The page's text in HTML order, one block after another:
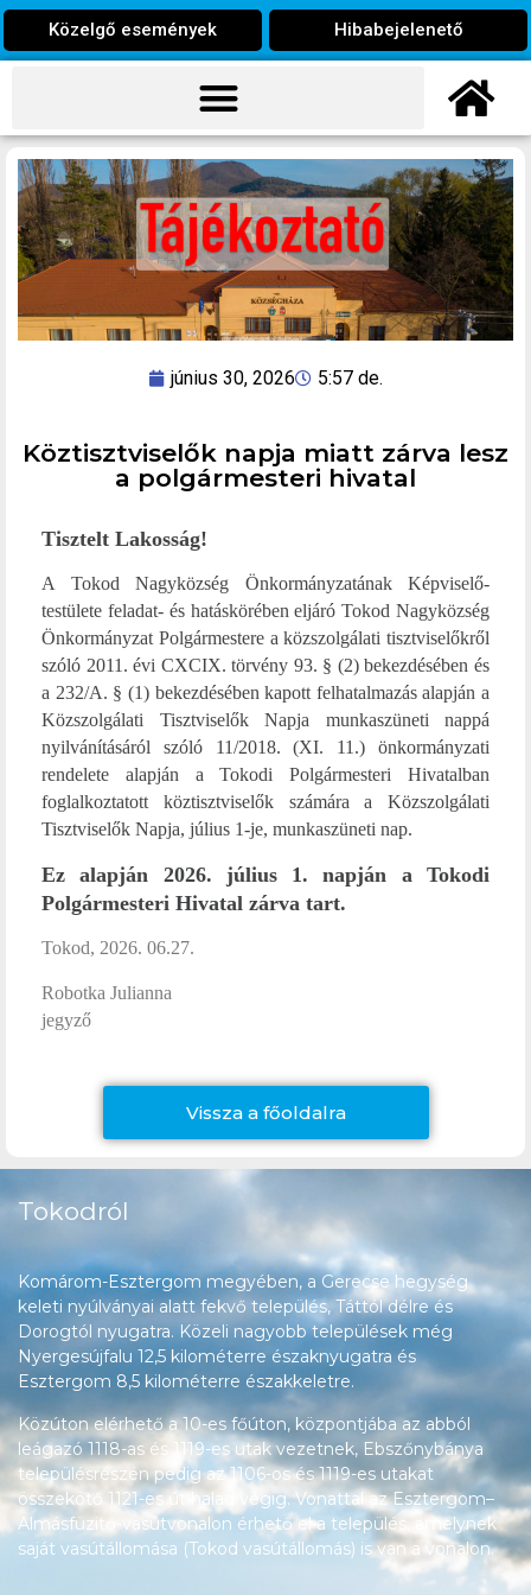
Közelgő események Hibabejelenető
június 30, 2026 5:57 de.
Köztisztviselők napja miatt zárva lesz
a polgármesteri hivatal
Tisztelt Lakosság!
A Tokod Nagyközség Önkormányzatának Képviselő-
testülete feladat- és hatáskörében eljáró Tokod Nagyközség
Önkormányzat Polgármestere a közszolgálati tisztviselőkről
szóló 2011. évi CXCIX. törvény 93. § (2) bekezdésében és
a 232/A. § (1) bekezdésében kapott felhatalmazás alapján a
Közszolgálati Tisztviselők Napja munkaszüneti nappá
nyilvánításáról szóló 11/2018. (XI. 11.) önkormányzati
rendelete alapján a Tokodi Polgármesteri Hivatalban
foglalkoztatott köztisztviselők számára a Közszolgálati
Tisztviselők Napja, július 1-je, munkaszüneti nap.
Ez alapján 2026. július 1. napján a Tokodi
Polgármesteri Hivatal zárva tart.
Tokod, 2026. 06.27.
Robotka Julianna
jegyző
Vissza a főoldalra
Tokodról
Komárom-Esztergom megyében, a Gerecse hegység
keleti nyúlványai alatt fekvő település, Táttól délre és
Dorogtól nyugatra. Közeli nagyobb települések még
Nyergesújfalu 12,5 kilométerre északnyugatra és
Esztergom 8,5 kilométerre északkeletre.
Közúton elérhető a 10-es főúton, központjába az abból
leágazó 1118-as és 1119-es utak vezetnek, Ebszőnybánya
településrészén pedig az 1106-os és 1119-es utakat
összekötő 1121-es út halad végig. Vonattal az Esztergom–
Almásfüzitő-vasútvonalon érhető el a település, amelynek
saját vasútállomása (Tokod vasútállomás) is van a vonalon.